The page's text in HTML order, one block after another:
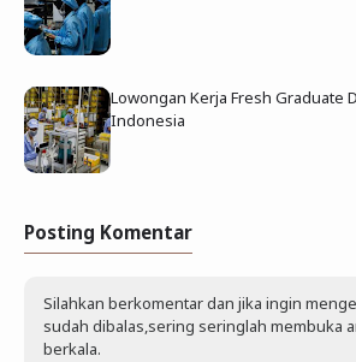
Lowongan Kerja Fresh Graduate
Indonesia
Posting Komentar
Silahkan berkomentar dan jika ingin
sudah dibalas,sering seringlah membuka
berkala.